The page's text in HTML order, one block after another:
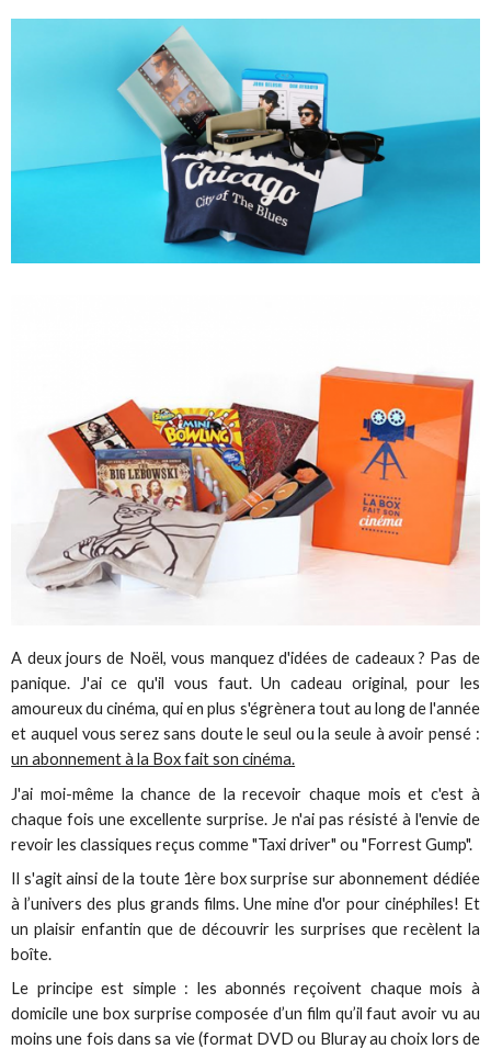
A deux jours de Noël, vous manquez d'idées de cadeaux ? Pas de
panique. J'ai ce qu'il vous faut. Un cadeau original, pour les
amoureux du cinéma, qui en plus s'égrènera tout au long de l'année
et auquel vous serez sans doute le seul ou la seule à avoir pensé :
un abonnement à la Box fait son cinéma.
J'ai moi-même la chance de la recevoir chaque mois et c'est à
chaque fois une excellente surprise. Je n'ai pas résisté à l'envie de
revoir les classiques reçus comme "Taxi driver" ou "Forrest Gump".
Il s'agit ainsi de la toute 1ère box surprise sur abonnement dédiée
à l’univers des plus grands films. Une mine d'or pour cinéphiles! Et
un plaisir enfantin que de découvrir les surprises que recèlent la
boîte.
Le principe est simple : les abonnés reçoivent chaque mois à
domicile une box surprise composée d’un film qu’il faut avoir vu au
moins une fois dans sa vie (format DVD ou Bluray au choix lors de